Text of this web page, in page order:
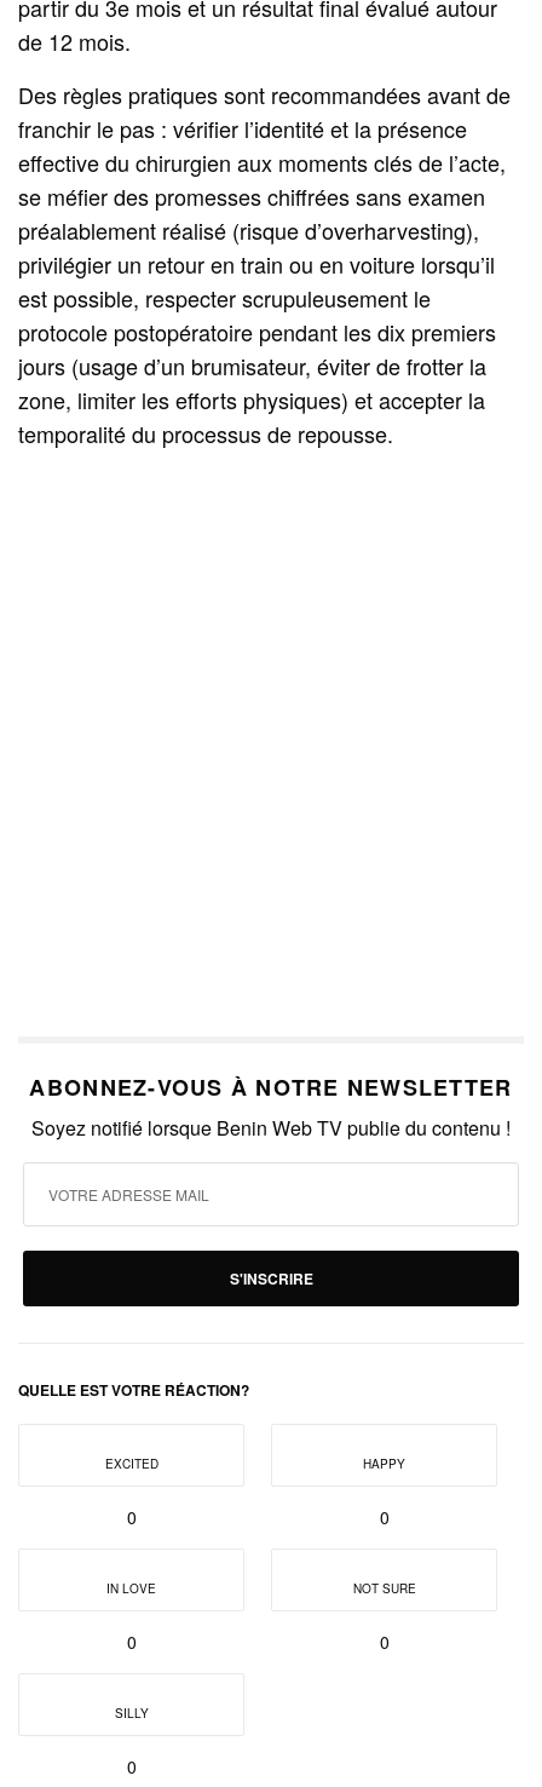
partir du 3e mois et un résultat final évalué autour
de 12 mois.
Des règles pratiques sont recommandées avant de
franchir le pas : vérifier l’identité et la présence
effective du chirurgien aux moments clés de l’acte,
se méfier des promesses chiffrées sans examen
préalablement réalisé (risque d’overharvesting),
privilégier un retour en train ou en voiture lorsqu’il
est possible, respecter scrupuleusement le
protocole postopératoire pendant les dix premiers
jours (usage d’un brumisateur, éviter de frotter la
zone, limiter les efforts physiques) et accepter la
temporalité du processus de repousse.
ABONNEZ-VOUS À NOTRE NEWSLETTER
Soyez notifié lorsque Benin Web TV publie du contenu !
S'INSCRIRE
QUELLE EST VOTRE RÉACTION?
EXCITED
0
HAPPY
0
IN LOVE
0
NOT SURE
0
SILLY
0